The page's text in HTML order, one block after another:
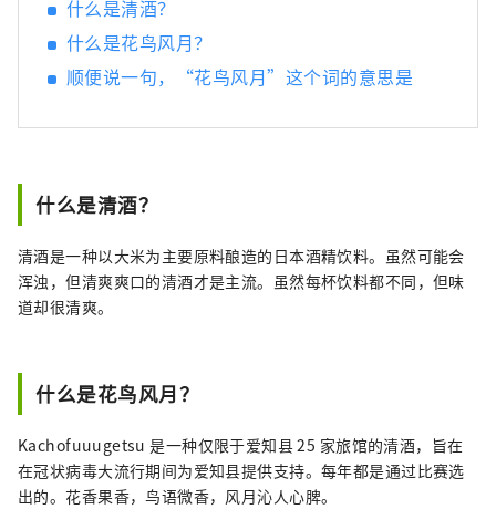
什么是清酒？
什么是花鸟风月？
顺便说一句，“花鸟风月”这个词的意思是
什么是清酒？
清酒是一种以大米为主要原料酿造的日本酒精饮料。虽然可能会
浑浊，但清爽爽口的清酒才是主流。虽然每杯饮料都不同，但味
道却很清爽。
什么是花鸟风月？
Kachofuuugetsu 是一种仅限于爱知县 25 家旅馆的清酒，旨在
在冠状病毒大流行期间为爱知县提供支持。每年都是通过比赛选
出的。花香果香，鸟语微香，风月沁人心脾。